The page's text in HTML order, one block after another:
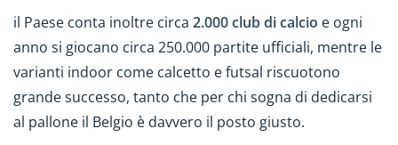
il Paese conta inoltre circa 2.000 club di calcio e ogni
anno si giocano circa 250.000 partite ufficiali, mentre le
varianti indoor come calcetto e futsal riscuotono
grande successo, tanto che per chi sogna di dedicarsi
al pallone il Belgio è davvero il posto giusto.